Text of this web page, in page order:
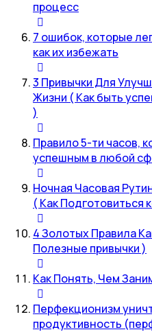
процесс
7 ошибок, которые
как их избежать
3 Привычки Для
Жизни ( Как быть
)
Правило 5-ти часов,
успешным в любой
Ночная Часовая
( Как Подготовиться
4 Золотых Правила
Полезные привычки )
Как Понять, Чем
Перфекционизм
продуктивность